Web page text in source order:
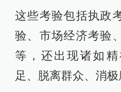
这些考验包括执政
验、市场经济考验
等，还出现诸如
足、脱离群众、消极